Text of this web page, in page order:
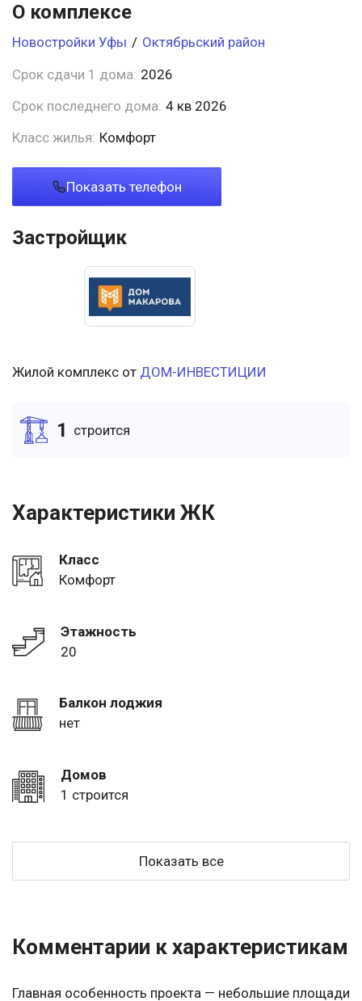
О комплексе
Новостройки Уфы / Октябрьский район
Срок сдачи 1 дома: 2026
Срок последнего дома: 4 кв 2026
Класс жилья: Комфорт
Показать телефон
Застройщик
Жилой комплекс от ДОМ-ИНВЕСТИЦИИ
1 cтроится
Характеристики ЖК
Класс
Комфорт
Этажность
20
Балкон лоджия
нет
Домов
1 строится
Показать все
Комментарии к характеристикам
Главная особенность проекта — небольшие площади